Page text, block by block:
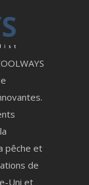
pêche et
de
Uni et